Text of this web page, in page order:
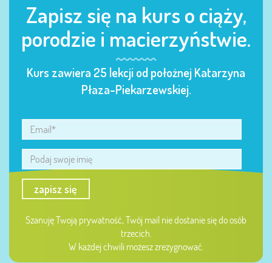
Zapisz się na kurs o ciąży,
porodzie i macierzyństwie.
Kurs zawiera 25 lekcji od położnej Katarzyna
Płaza-Piekarzewskiej.
zapisz się
Szanuję Twoją prywatność, Twój mail nie dostanie się do osób
trzecich.
W każdej chwili możesz zrezygnować.